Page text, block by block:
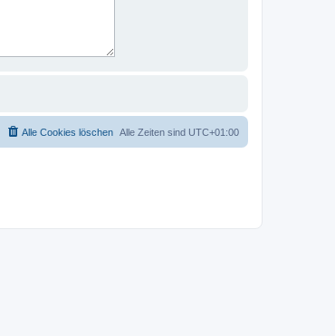
Alle Zeiten sind UTC+01:00
Alle Cookies löschen